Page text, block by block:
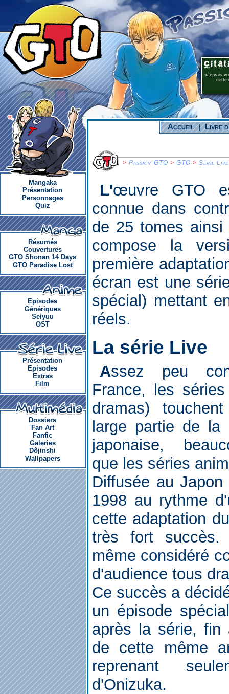
Je vais
cette
Mangaka
Présentation
Personnages
Quiz
Résumés
Couvertures
GTO Shonan 14 Days
GTO Paradise Lost
Episodes
Génériques
Seiyuu
OST
Présentation
Episodes
Extras
Film
Dossiers
Fan Art
Fanfic
Galeries
Dôjinshi
Wallpapers
Accueil | Livre
> Passion-GTO > GTO > Série Live
L'œuvre GTO est désormais très bien
connue dans
de 25 tomes
compose la
première
écran est une
spécial) mettant
réels.
La série Live
Assez peu connues en
France, les
dramas)
large partie de la
japonaise,
que les séries
Diffusée au
1998 au rythme
cette adaptation
très fort succès.
même considéré
d'audience tous
Ce succès a
un épisode
après la série, fin
de cette même
reprenant
d'Onizuka.